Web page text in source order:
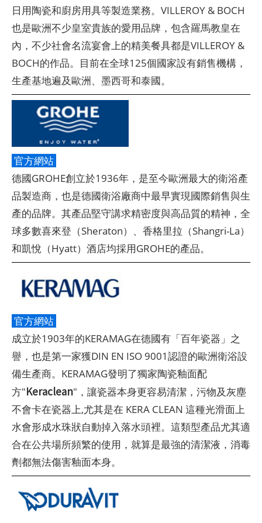
日用陶瓷和廚房用具等製造業務。VILLEROY & BOCH
也是歐洲不少皇室貴族的愛用品牌，包含羅馬教皇在
內，不少社會名流宴會上的精美餐具都是VILLEROY &
BOCH的作品。目前在全球125個國家設有銷售機構，
生產基地遍及歐洲、墨西哥和泰國。
官方網站
德國GROHE創立於1936年，是至今歐洲最大的衛浴產
品製造商，也是德國衛浴廠商中最早實現國際銷售與生
產的品牌。其產品堅守講求精密度與高品質的精神，全
球多數喜來登（Sheraton）、香格里拉（Shangri-La）
和凱悅（Hyatt）酒店均採用GROHE的產品。
官方網站
成立於1903年的KERAMAG在德國有「百年瓷器」之
譽，也是第一家獲DIN EN ISO 9001認證的歐洲衛浴設
備生產商。KERAMAG發明了獨家陶瓷釉面配
方"Keraclean"，讓瓷器本身更容易清潔，污物及灰塵
不會卡在瓷器上,尤其是在 KERA CLEAN 這種光滑面上
水會形成水珠狀自動掉入落水頭裡。這類型產品尤其適
合在公共場所頻繁的使用，就算是最強的清潔液，消毒
劑都無法傷害釉面本身。